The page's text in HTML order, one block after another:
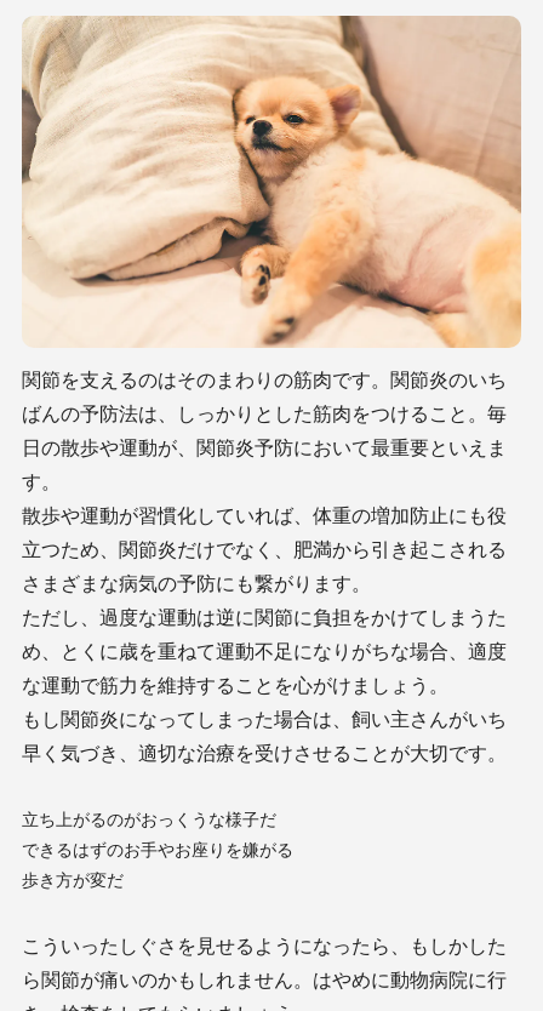
関節を支えるのはそのまわりの筋肉です。関節炎のいち
ばんの予防法は、しっかりとした筋肉をつけること。毎
日の散歩や運動が、関節炎予防において最重要といえま
す。
散歩や運動が習慣化していれば、体重の増加防止にも役
立つため、関節炎だけでなく、肥満から引き起こされる
さまざまな病気の予防にも繋がります。
ただし、過度な運動は逆に関節に負担をかけてしまうた
め、とくに歳を重ねて運動不足になりがちな場合、適度
な運動で筋力を維持することを心がけましょう。
もし関節炎になってしまった場合は、飼い主さんがいち
早く気づき、適切な治療を受けさせることが大切です。
立ち上がるのがおっくうな様子だ
できるはずのお手やお座りを嫌がる
歩き方が変だ
こういったしぐさを見せるようになったら、もしかした
ら関節が痛いのかもしれません。はやめに動物病院に行